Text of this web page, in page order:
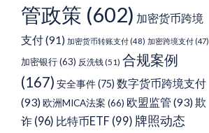
管政策 (602) 加密货币跨境
支付(91) 加密货币转账支付 (48) 加密跨境支付 (47)
加密银行(63) 反洗钱(51) 合规案例
(167) 安全事件(75) 数字货币跨境支付
(93)欧洲MICA法案 (66) 欧盟监管 (93)欺
诈 (96) 比特币ETF (99) 牌照动态